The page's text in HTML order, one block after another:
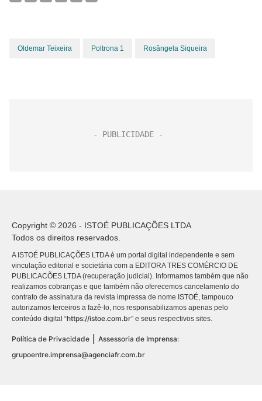
Oldemar Teixeira Poltrona 1 Rosângela Siqueira
Copyright © 2026 - ISTOÉ PUBLICAÇÕES LTDA
Todos os direitos reservados.
A ISTOÉ PUBLICAÇÕES LTDA é um portal digital independente e sem
vinculação editorial e societária com a EDITORA TRES COMÉRCIO DE
PUBLICACÕES LTDA (recuperação judicial). Informamos também que não
realizamos cobranças e que também não oferecemos cancelamento do
contrato de assinatura da revista impressa de nome ISTOÉ, tampouco
autorizamos terceiros a fazê-lo, nos responsabilizamos apenas pelo
conteúdo digital “https://istoe.com.br” e seus respectivos sites.
Política de Privacidade
Assessoria de Imprensa:
grupoentre.imprensa@agenciafr.com.br